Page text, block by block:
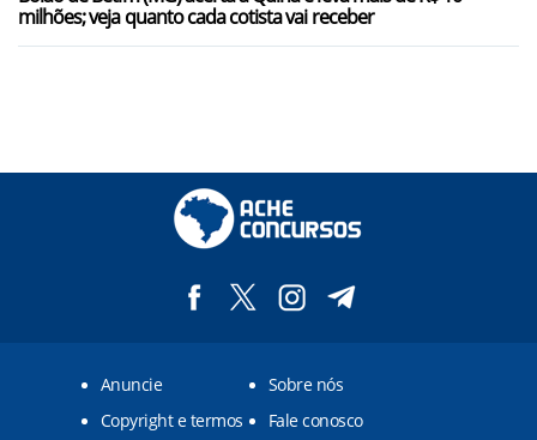
milhões; veja quanto cada cotista vai receber
Anuncie
Sobre nós
Copyright e termos
Fale conosco